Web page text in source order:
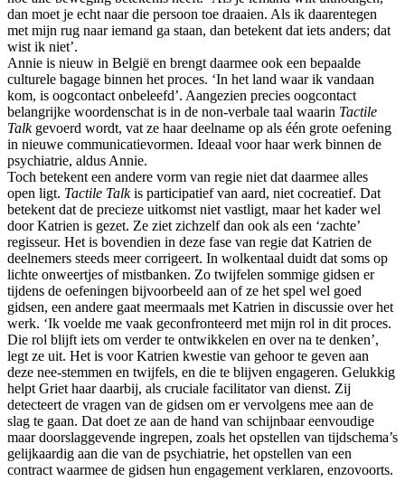
dan moet je echt naar die persoon toe draaien. Als ik daarentegen
met mijn rug naar iemand ga staan, dan betekent dat iets anders; dat
wist ik niet’.
Annie is nieuw in België en brengt daarmee ook een bepaalde
culturele bagage binnen het proces. ‘In het land waar ik vandaan
kom, is oogcontact onbeleefd’. Aangezien precies oogcontact
belangrijke woordenschat is in de non-verbale taal waarin Tactile
Talkgevoerd wordt, vat ze haar deelname op als één grote oefening
in nieuwe communicatievormen. Ideaal voor haar werk binnen de
psychiatrie, aldus Annie.
Toch betekent een andere vorm van regie niet dat daarmee alles
open ligt. Tactile Talkis participatief van aard, niet cocreatief. Dat
betekent dat de precieze uitkomst niet vastligt, maar het kader wel
door Katrien is gezet. Ze ziet zichzelf dan ook als een ‘zachte’
regisseur. Het is bovendien in deze fase van regie dat Katrien de
deelnemers steeds meer corrigeert. In wolkentaal duidt dat soms op
lichte onweertjes of mistbanken. Zo twijfelen sommige gidsen er
tijdens de oefeningen bijvoorbeeld aan of ze het spel wel goed
gidsen, een andere gaat meermaals met Katrien in discussie over het
werk. ‘Ik voelde me vaak geconfronteerd met mijn rol in dit proces.
Die rol blijft iets om verder te ontwikkelen en over na te denken’,
legt ze uit. Het is voor Katrien kwestie van gehoor te geven aan
deze nee-stemmen en twijfels, en die te blijven engageren. Gelukkig
helpt Griet haar daarbij, als cruciale facilitator van dienst. Zij
detecteert de vragen van de gidsen om er vervolgens mee aan de
slag te gaan. Dat doet ze aan de hand van schijnbaar eenvoudige
maar doorslaggevende ingrepen, zoals het opstellen van tijdschema’s
gelijkaardig aan die van de psychiatrie, het opstellen van een
contract waarmee de gidsen hun engagement verklaren, enzovoorts.